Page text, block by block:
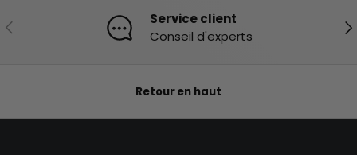
Précédent
Service client
Conseil d'experts
Retour en haut